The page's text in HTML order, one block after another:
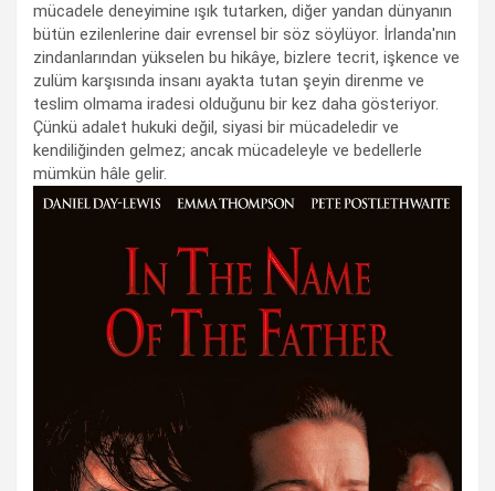
mücadele deneyimine ışık tutarken, diğer yandan dünyanın
bütün ezilenlerine dair evrensel bir söz söylüyor. İrlanda'nın
zindanlarından yükselen bu hikâye, bizlere tecrit, işkence ve
zulüm karşısında insanı ayakta tutan şeyin direnme ve
teslim olmama iradesi olduğunu bir kez daha gösteriyor.
Çünkü adalet hukuki değil, siyasi bir mücadeledir ve
kendiliğinden gelmez; ancak mücadeleyle ve bedellerle
mümkün hâle gelir.